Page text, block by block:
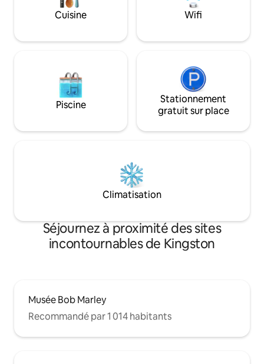
commandes
lumières, le
Cuisine Wifi
Piscine
Stationnement
gratuit sur place
Climatisation
Séjournez à proximité des sites
incontournables de Kingston
Musée Bob Marley
Recommandé par 1 014 habitants